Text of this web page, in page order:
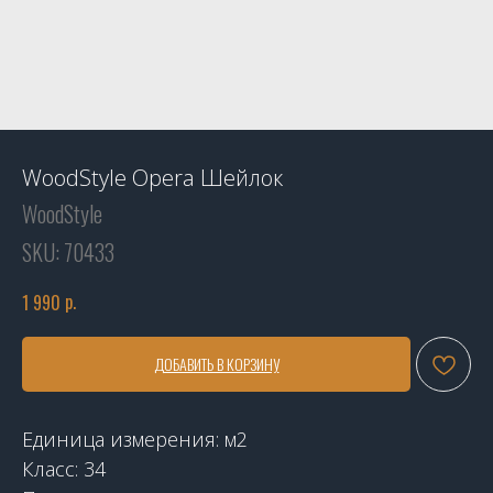
WoodStyle Opera Шейлок
WoodStyle
SKU: 70433
1 990 р.
ДОБАВИТЬ В КОРЗИНУ
Единица измерения: м2
Класс: 34